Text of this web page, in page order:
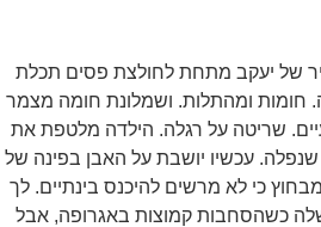
של יעקב מתחת לחולצת פסים תכלת
חומות ומהתלות. ושמלונת חומה מצמר
שריטה על רגלה. הילדה מלטפת את
עכשיו יושבת על האבן בפינה של
כי לא מרשים להיכנס בינתיים. לך
כשהסחבות קמוצות באגרופה, אבל